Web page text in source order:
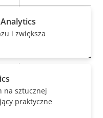
i zwiększa
na sztucznej
praktyczne